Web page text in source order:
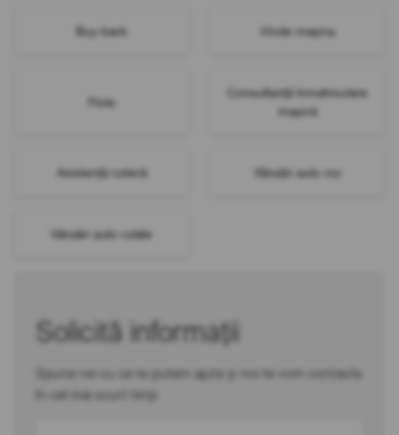
Buy-back Vinde mașina
Flote
Consultanță înmatriculare
mașină
Asistență rutieră Vânzări auto noi
Vânzări auto rulate
Solicită informații
Spune-ne cu ce te putem ajuta și noi te vom contacta
în cel mai scurt timp